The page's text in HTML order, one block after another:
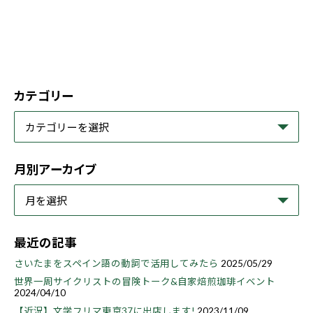
カテゴリー
月別アーカイブ
最近の記事
さいたまをスペイン語の動詞で活用してみたら 2025/05/29
世界一周サイクリストの冒険トーク&自家焙煎珈琲イベント
2024/04/10